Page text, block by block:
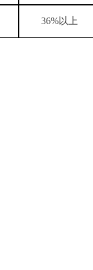
36%以上